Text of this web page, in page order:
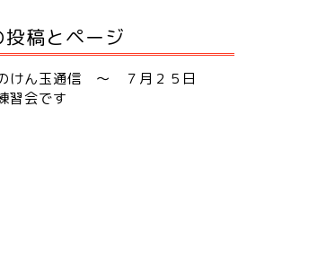
投稿とページ
けん玉通信 ～ ７月２５日
習会です